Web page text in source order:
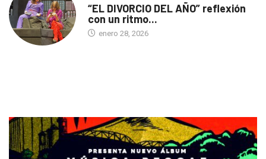
“EL DIVORCIO DEL AÑO” reflexión
con un ritmo...
enero 28, 2026